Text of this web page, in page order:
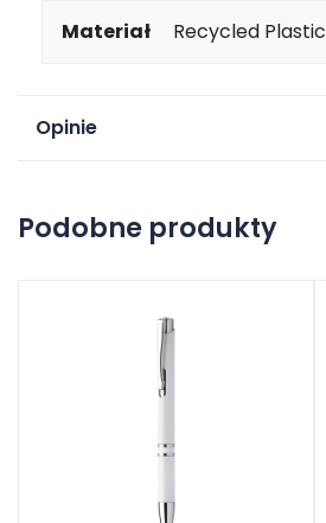
Materiał Recycled Plastic
Opinie
Podobne produkty